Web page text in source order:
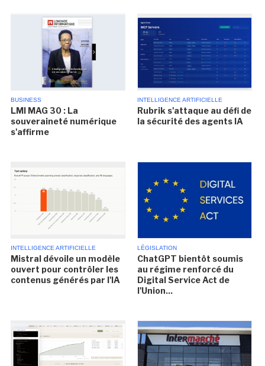
BUSINESS
LMI MAG 30 : La
souveraineté numérique
s'affirme
INTELLIGENCE ARTIFICIELLE
Rubrik s'attaque au défi de
la sécurité des agents IA
INTELLIGENCE ARTIFICIELLE
Mistral dévoile un modèle
ouvert pour contrôler les
contenus générés par l'IA
LÉGISLATION
ChatGPT bientôt soumis
au régime renforcé du
Digital Service Act de
l'Union...